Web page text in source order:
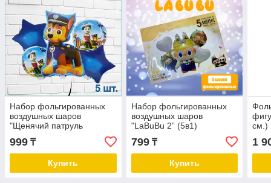
Набор фольгированных
воздушных шаров
"Щенячий патруль
Гонщик” (Paw Patrol) 5 шт.
(с фигурой)
999 ₸
Купить
Набор фольгированных
воздушных шаров
"LaBuBu 2” (5в1)
799₸
Купить
см.)
1